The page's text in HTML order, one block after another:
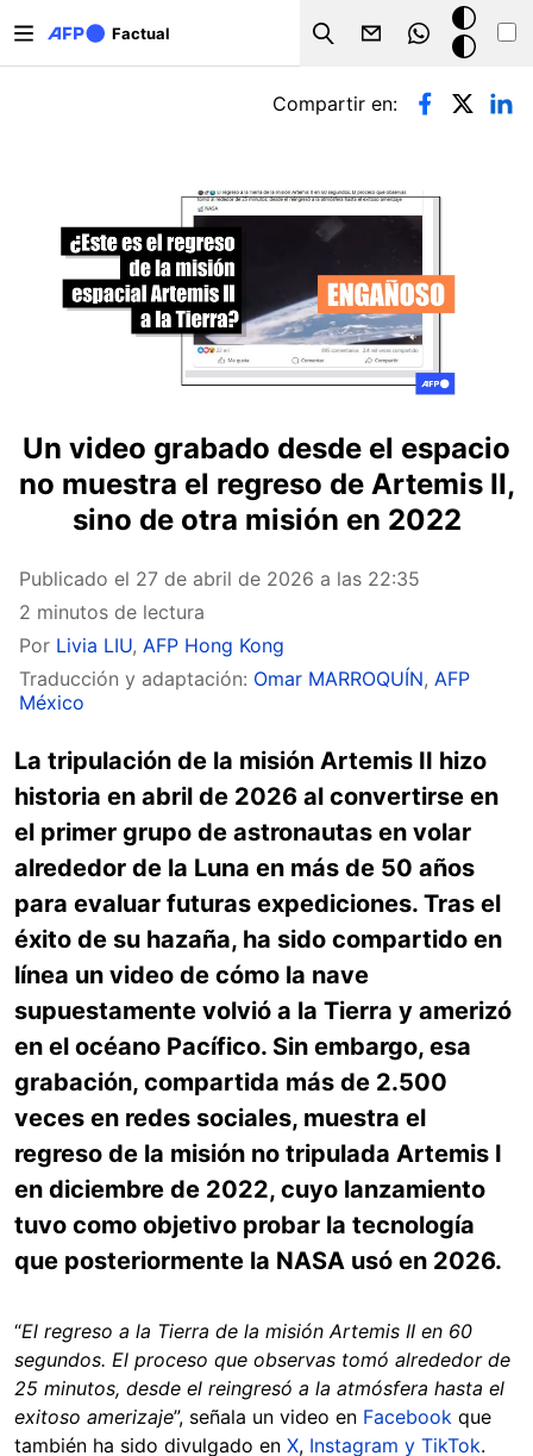
Factual
Search
Modo
oscuro
Solapas principales
Compartir en:
Un video grabado desde el espacio
no muestra el regreso de Artemis II,
sino de otra misión en 2022
Publicado el 27 de abril de 2026 a las 22:35
2 minutos de lectura
Por Livia LIU, AFP Hong Kong
Traducción y adaptación: Omar MARROQUÍN, AFP
México
La tripulación de la misión Artemis II hizo
historia en abril de 2026 al convertirse en
el primer grupo de astronautas en volar
alrededor de la Luna en más de 50 años
para evaluar futuras expediciones. Tras el
éxito de su hazaña, ha sido compartido en
línea un video de cómo la nave
supuestamente volvió a la Tierra y amerizó
en el océano Pacífico. Sin embargo, esa
grabación, compartida más de 2.500
veces en redes sociales, muestra el
regreso de la misión no tripulada Artemis I
en diciembre de 2022, cuyo lanzamiento
tuvo como objetivo probar la tecnología
que posteriormente la NASA usó en 2026.
“El regreso a la Tierra de la misión Artemis II en 60
segundos. El proceso que observas tomó alrededor de
25 minutos, desde el reingresó a la atmósfera hasta el
exitoso amerizaje”, señala un video en Facebook que
también ha sido divulgado en X, Instagram y TikTok.